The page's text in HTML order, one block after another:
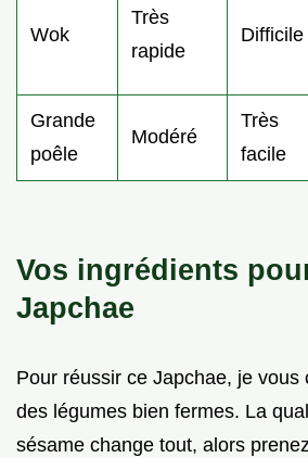
Wok
Très
rapide
Difficile
Grande
poêle
Modéré
Très
facile
Vos ingrédients
Japchae
Pour réussir ce Japchae, je vous
des légumes bien fermes. La
sésame change tout, alors